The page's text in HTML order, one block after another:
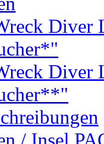
Diver
Diver
/ Insel